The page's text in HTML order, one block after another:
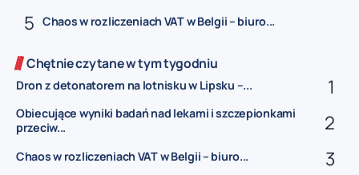
Chaos w rozliczeniach VAT w Belgii – biuro...
Chętnie czytane w tym tygodniu
Dron z detonatorem na lotnisku w Lipsku –...
Obiecujące wyniki badań nad lekami i szczepionkami
przeciw...
Chaos w rozliczeniach VAT w Belgii – biuro...